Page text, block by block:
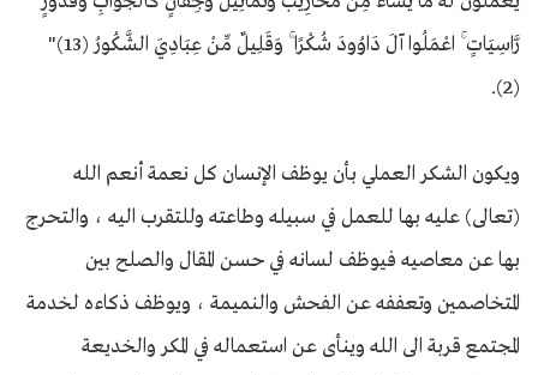
رَّاسِيَاتٍ ۚ اعْمَلُوا آلَ دَاوُودَ شُكْرًا ۚ وَقَلِيلٌ مِّنْ عِبَادِيَ الشَّكُورُ (13)"
(2).
ويكون الشكر العملي بأن يوظف الإنسان كل نعمة أنعم الله
(تعالى) عليه بها للعمل في سبيله وطاعته وللتقرب اليه ، والتحرج
بها عن معاصيه فيوظف لسانه في حسن المقال والصلح بين
المتخاصمين وتعففه عن الفحش والنميمة ، ويوظف ذكاءه لخدمة
المجتمع قربة الى الله وينأى عن استعماله في المكر والخديعة